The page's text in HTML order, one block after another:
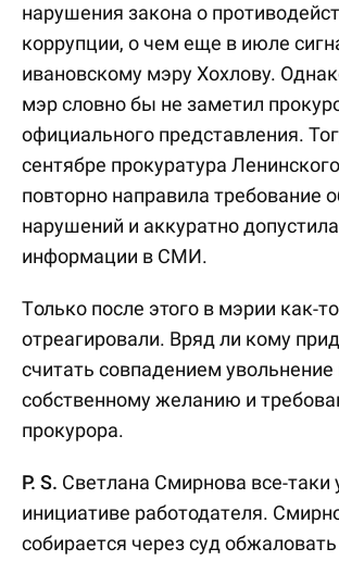
нарушения закона о
коррупции, о чем еще в июле
ивановскому мэру Хохлову.
мэр словно бы не заметил
официального представления.
сентябре прокуратура
повторно направила требование
нарушений и аккуратно
информации в СМИ.
Только после этого в мэрии как-то
отреагировали. Вряд ли кому
считать совпадением увольнение
собственному желанию и
прокурора.
P. S. Светлана Смирнова все-таки
инициативе работодателя.
собирается через суд